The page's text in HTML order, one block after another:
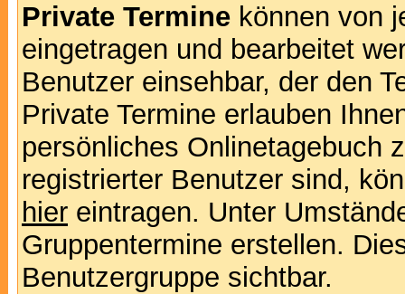
Private Termine können von
eingetragen und bearbeitet
Benutzer einsehbar, der den
Private Termine erlauben
persönliches Onlinetagebuch
registrierter Benutzer sind,
hier eintragen. Unter
Gruppentermine erstellen.
Benutzergruppe sichtbar.